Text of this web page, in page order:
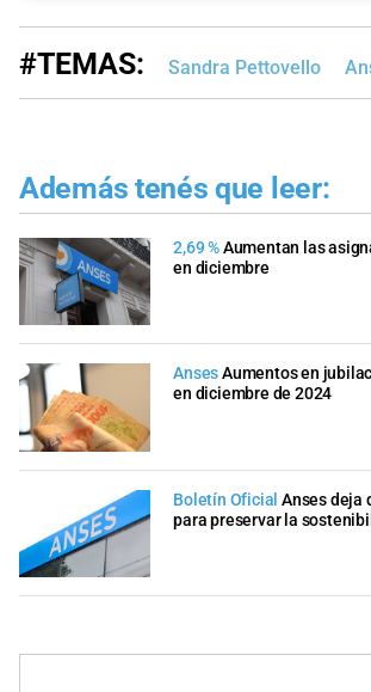
#TEMAS: Sandra Pettovello
Además tenés que leer:
2,69 %Aumentan las
en diciembre
AnsesAumentos en
en diciembre de 2024
Boletín Oficial Anses deja
para preservar la